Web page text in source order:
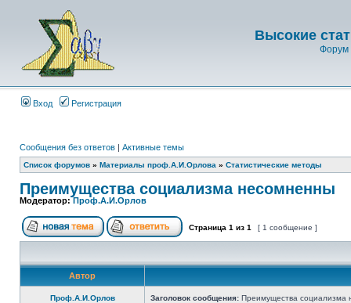
Высокие
Форум
Вход Регистрация
Сообщения без ответов | Активные темы
Список форумов » Материалы проф.А.И.Орлова » Статистические методы
Преимущества социализма несомненны
Модератор:Проф.А.И.Орлов
Страница 1 из 1 [ 1 сообщение ]
Автор
Проф.А.И.Орлов Заголовок сообщения: Преимущества социализма